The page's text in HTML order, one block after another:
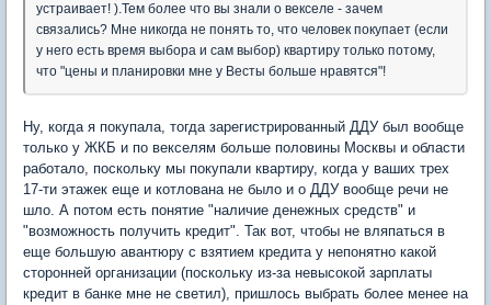
устраивает! ).Тем более что вы знали о векселе - зачем
связались? Мне никогда не понять то, что человек покупает (если
у него есть время выбора и сам выбор) квартиру только потому,
что "цены и планировки мне у Весты больше нравятся"!
Ну, когда я покупала, тогда зарегистрированный ДДУ был вообще
только у ЖКБ и по векселям больше половины Москвы и области
работало, поскольку мы покупали квартиру, когда у ваших трех
17-ти этажек еще и котлована не было и о ДДУ вообще речи не
шло. А потом есть понятие "наличие денежных средств" и
"возможность получить кредит". Так вот, чтобы не вляпаться в
еще большую авантюру с взятием кредита у непонятно какой
сторонней организации (поскольку из-за невысокой зарплаты
кредит в банке мне не светил), пришлось выбрать более менее на